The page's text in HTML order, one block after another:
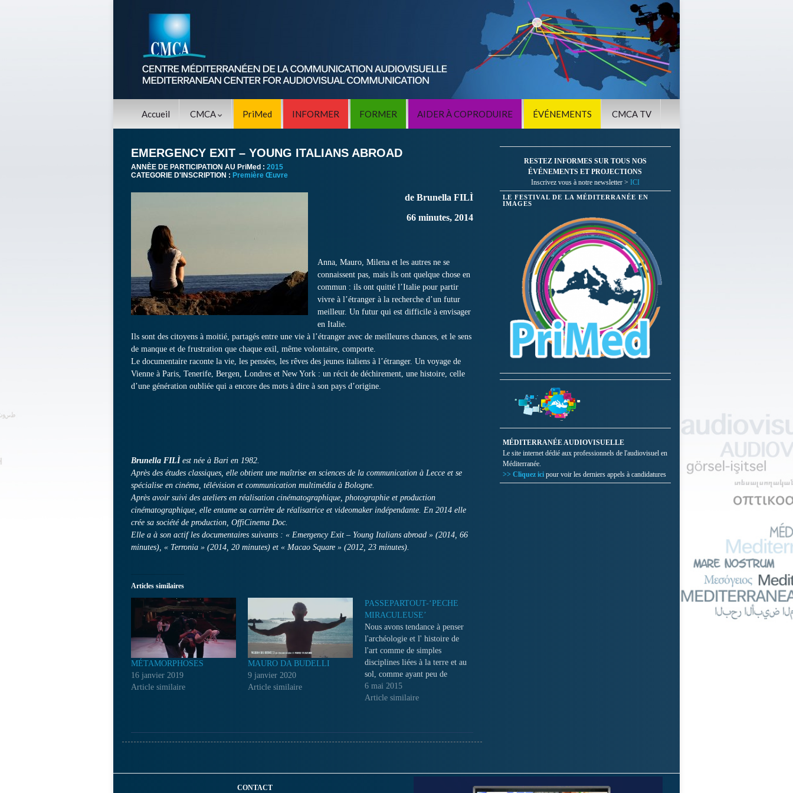
Accueil CMCA PriMed INFORMER FORMER AIDER À COPRODUIRE ÉVÉNEMENTS CMCA TV
EMERGENCY EXIT – YOUNG ITALIANS ABROAD
ANNÈE DE PARTICIPATION AU PriMed : 2015
CATEGORIE D'INSCRIPTION : Première Œuvre
de Brunella FILÌ
66 minutes, 2014
Anna, Mauro, Milena et les autres ne se
connaissent pas, mais ils ont quelque chose en
commun : ils ont quitté l’Italie pour partir
vivre à l’étranger à la recherche d’un futur
meilleur. Un futur qui est difficile à envisager
en Italie.
Ils sont des citoyens à moitié, partagés entre une vie à l’étranger avec de meilleures chances, et le sens
de manque et de frustration que chaque exil, même volontaire, comporte.
Le documentaire raconte la vie, les pensées, les rêves des jeunes italiens à l’étranger. Un voyage de
Vienne à Paris, Tenerife, Bergen, Londres et New York : un récit de déchirement, une histoire, celle
d’une génération oubliée qui a encore des mots à dire à son pays d’origine.
Brunella FILÌest née à Bari en 1982.
Après des études classiques, elle obtient une maîtrise en sciences de la communication à Lecce et se
spécialise en cinéma, télévision et communication multimédia à Bologne.
Après avoir suivi des ateliers en réalisation cinématographique, photographie et production
cinématographique, elle entame sa carrière de réalisatrice et videomaker indépendante. En 2014 elle
crée sa société de production, OffiCinema Doc.
Elle a à son actif les documentaires suivants : « Emergency Exit – Young Italians abroad » (2014, 66
minutes), « Terronia » (2014, 20 minutes) et « Macao Square » (2012, 23 minutes).
Articles similaires
MÉTAMORPHOSES
16 janvier 2019
Article similaire
MAURO DA BUDELLI
9 janvier 2020
Article similaire
PASSEPARTOUT-‘PECHE
MIRACULEUSE’
Nous avons tendance à penser
l'archéologie et l' histoire de
l'art comme de simples
disciplines liées à la terre et au
sol, comme ayant peu de
choses en commun avec le
monde marin. Au contraire, il
principalement avec les faits
marins et…
6 mai 2015
Article similaire
RESTEZ INFORMES SUR TOUS NOS
ÉVÉNEMENTS ET PROJECTIONS
Inscrivez vous à notre newsletter > ICI
LE FESTIVAL DE LA MÉDITERRANÉE EN
IMAGES
MÉDITERRANÉE AUDIOVISUELLE
Le site internet dédié aux professionnels de l'audiovisuel en
Méditerranée.
>> Cliquez ici pour voir les derniers appels à candidatures
CONTACT